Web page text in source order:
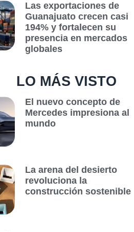
Las exportaciones de
Guanajuato crecen casi
194% y fortalecen su
presencia en mercados
globales
LO MÁS VISTO
El nuevo concepto de
Mercedes impresiona al
mundo
La arena del desierto
revoluciona la
construcción sostenible